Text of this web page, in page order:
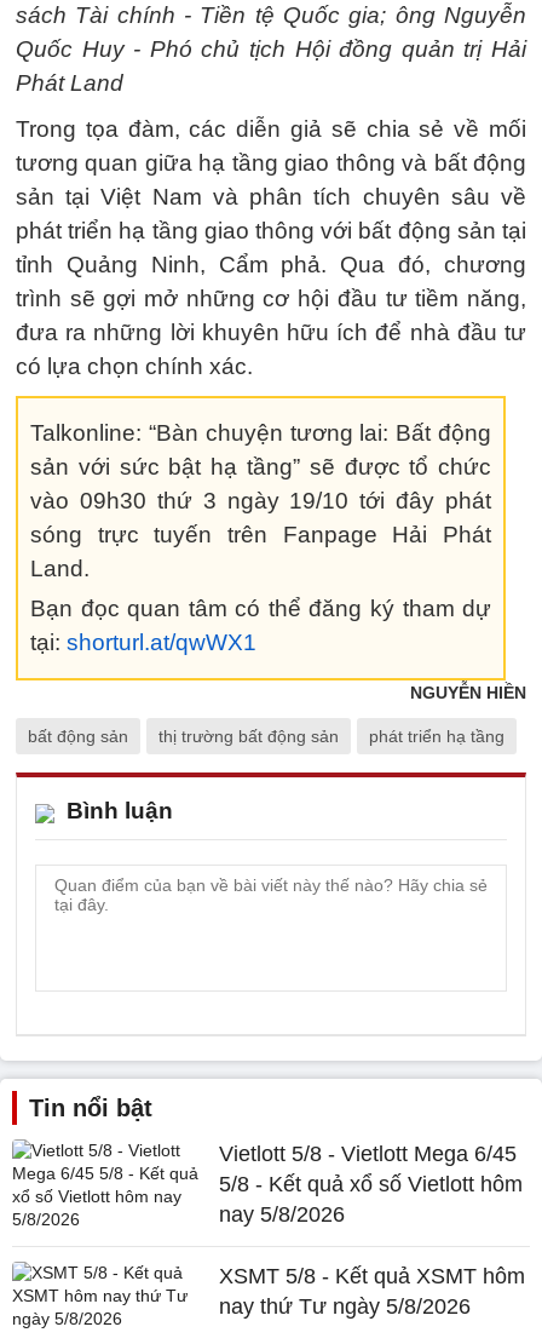
sách Tài chính - Tiền tệ Quốc gia; ông Nguyễn
Quốc Huy - Phó chủ tịch Hội đồng quản trị Hải
Phát Land
Trong tọa đàm, các diễn giả sẽ chia sẻ về mối
tương quan giữa hạ tầng giao thông và bất động
sản tại Việt Nam và phân tích chuyên sâu về
phát triển hạ tầng giao thông với bất động sản tại
tỉnh Quảng Ninh, Cẩm phả. Qua đó, chương
trình sẽ gợi mở những cơ hội đầu tư tiềm năng,
đưa ra những lời khuyên hữu ích để nhà đầu tư
có lựa chọn chính xác.
Talkonline: “Bàn chuyện tương lai: Bất động
sản với sức bật hạ tầng” sẽ được tổ chức
vào 09h30 thứ 3 ngày 19/10 tới đây phát
sóng trực tuyến trên Fanpage Hải Phát
Land.
Bạn đọc quan tâm có thể đăng ký tham dự
tại: shorturl.at/qwWX1
NGUYỄN HIỀN
bất động sản thị trường bất động sản phát triển hạ tầng
Bình luận
Tin nổi bật
Vietlott 5/8 - Vietlott Mega 6/45
5/8 - Kết quả xổ số Vietlott hôm
nay 5/8/2026
XSMT 5/8 - Kết quả XSMT hôm
nay thứ Tư ngày 5/8/2026